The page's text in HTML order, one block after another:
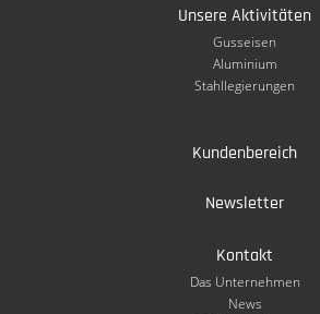
Unsere Aktivitäten
Gusseisen
Aluminium
Stahllegierungen
Kundenbereich
Newsletter
Kontakt
Das Unternehmen
News